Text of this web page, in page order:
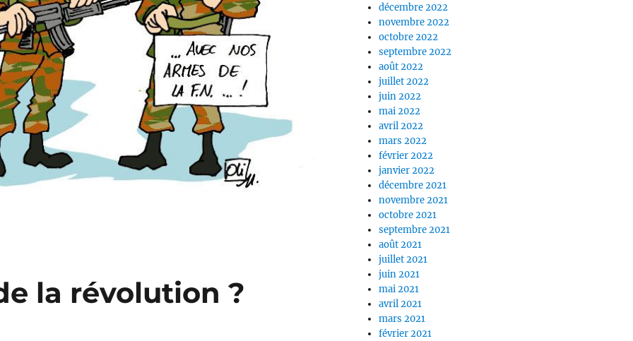
la révolution ?
décembre 2022
novembre 2022
octobre 2022
septembre 2022
août 2022
juillet 2022
juin 2022
mai 2022
avril 2022
mars 2022
février 2022
janvier 2022
décembre 2021
novembre 2021
octobre 2021
septembre 2021
août 2021
juillet 2021
juin 2021
mai 2021
avril 2021
mars 2021
février 2021